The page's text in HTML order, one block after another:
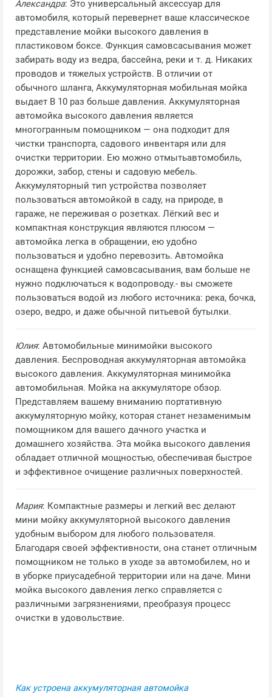
Александра: Это универсальный аксессуар для
автомобиля, который перевернет ваше классическое
представление мойки высокого давления в
пластиковом боксе. Функция самовсасывания может
забирать воду из ведра, бассейна, реки и т. д. Никаких
проводов и тяжелых устройств. В отличии от
обычного шланга, Аккумуляторная мобильная мойка
выдает В 10 раз больше давления. Аккумуляторная
автомойка высокого давления является
многогранным помощником — она подходит для
чистки транспорта, садового инвентаря или для
очистки территории. Ею можно отмытьавтомобиль,
дорожки, забор, стены и садовую мебель.
Аккумуляторный тип устройства позволяет
пользоваться автомойкой в саду, на природе, в
гараже, не переживая о розетках. Лёгкий вес и
компактная конструкция являются плюсом —
автомойка легка в обращении, ею удобно
пользоваться и удобно перевозить. Автомойка
оснащена функцией самовсасывания, вам больше не
нужно подключаться к водопроводу.- вы сможете
пользоваться водой из любого источника: река, бочка,
озеро, ведро, и даже обычной питьевой бутылки.
Юлия: Автомобильные минимойки высокого
давления. Беспроводная аккумуляторная автомойка
высокого давления. Аккумуляторная минимойка
автомобильная. Мойка на аккумуляторе обзор.
Представляем вашему вниманию портативную
аккумуляторную мойку, которая станет незаменимым
помощником для вашего дачного участка и
домашнего хозяйства. Эта мойка высокого давления
обладает отличной мощностью, обеспечивая быстрое
и эффективное очищение различных поверхностей.
Мария: Компактные размеры и легкий вес делают
мини мойку аккумуляторной высокого давления
удобным выбором для любого пользователя.
Благодаря своей эффективности, она станет отличным
помощником не только в уходе за автомобилем, но и
в уборке приусадебной территории или на даче. Мини
мойка высокого давления легко справляется с
различными загрязнениями, преобразуя процесс
очистки в удовольствие.
Как устроена аккумуляторная автомойка